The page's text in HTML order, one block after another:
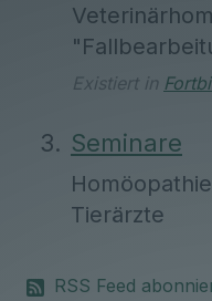
Existiert in
Seminare
Tierärzte
RSS Feed